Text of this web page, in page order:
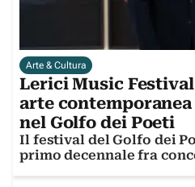
Arte & Cultura
Lerici Music Festival
arte
nel Golfo dei Poeti
Il festival del Golfo dei
primo decennale fra